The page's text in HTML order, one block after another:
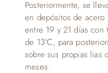
Posteriormente, se
en depósitos de
entre 19 y 21 días con
de 13°C, para
sobre sus propias lias
meses.